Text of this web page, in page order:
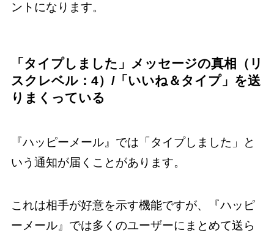
ントになります。
「タイプしました」メッセージの真相（リ
スクレベル：4）/「いいね＆タイプ」を送
りまくっている
『ハッピーメール』では「タイプしました」と
いう通知が届くことがあります。
これは相手が好意を示す機能ですが、『ハッピ
ーメール』では多くのユーザーにまとめて送ら